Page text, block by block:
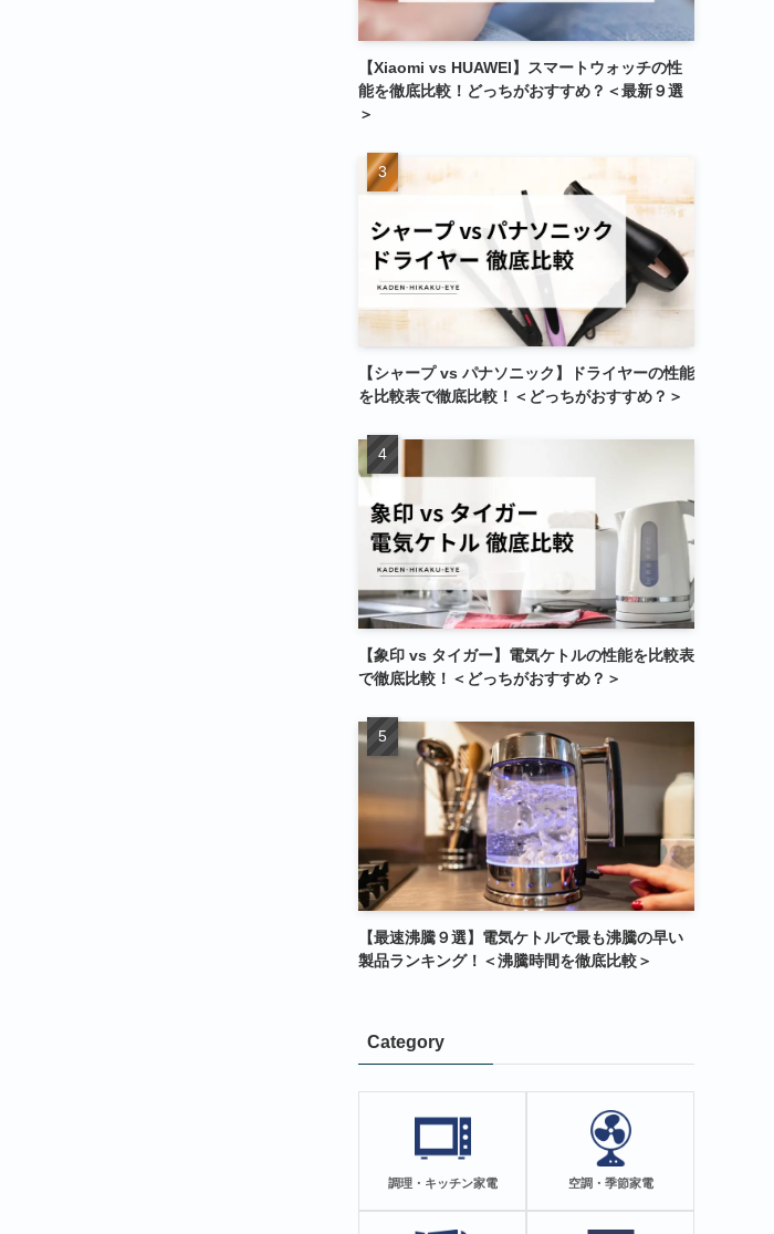
【Xiaomi vs HUAWEI】スマートウォッチの性
能を徹底比較！どっちがおすすめ？＜最新９選
＞
【シャープ vs パナソニック】ドライヤーの性能
を比較表で徹底比較！＜どっちがおすすめ？＞
【象印 vs タイガー】電気ケトルの性能を比較表
で徹底比較！＜どっちがおすすめ？＞
【最速沸騰９選】電気ケトルで最も沸騰の早い
製品ランキング！＜沸騰時間を徹底比較＞
Category
調理・キッチン家電 空調・季節家電